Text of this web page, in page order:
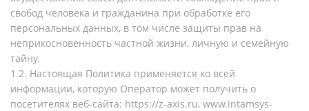
свобод человека и гражданина при обработке его
персональных данных, в том числе защиты прав на
неприкосновенность частной жизни, личную и семейную
тайну.
1.2. Настоящая Политика применяется ко всей
информации, которую Оператор может получить о
посетителях веб-сайта: https://z-axis.ru, www.intamsys-